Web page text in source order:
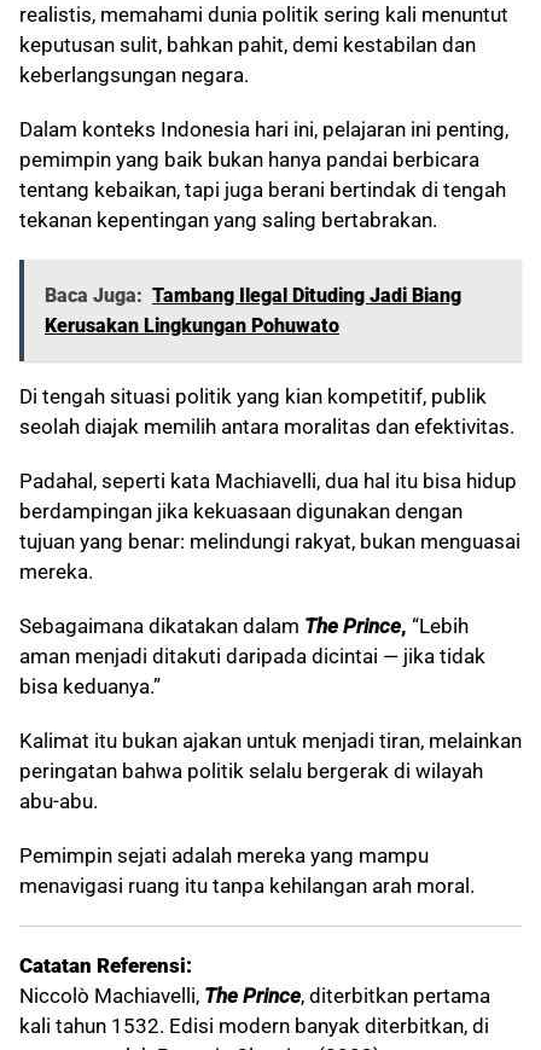
realistis, memahami dunia politik sering kali menuntut
keputusan sulit, bahkan pahit, demi kestabilan dan
keberlangsungan negara.
Dalam konteks Indonesia hari ini, pelajaran ini penting,
pemimpin yang baik bukan hanya pandai berbicara
tentang kebaikan, tapi juga berani bertindak di tengah
tekanan kepentingan yang saling bertabrakan.
Baca Juga: Tambang Ilegal Dituding Jadi Biang
Kerusakan Lingkungan Pohuwato
Di tengah situasi politik yang kian kompetitif, publik
seolah diajak memilih antara moralitas dan efektivitas.
Padahal, seperti kata Machiavelli, dua hal itu bisa hidup
berdampingan jika kekuasaan digunakan dengan
tujuan yang benar: melindungi rakyat, bukan menguasai
mereka.
Sebagaimana dikatakan dalam The Prince, “Lebih
aman menjadi ditakuti daripada dicintai — jika tidak
bisa keduanya.”
Kalimat itu bukan ajakan untuk menjadi tiran, melainkan
peringatan bahwa politik selalu bergerak di wilayah
abu-abu.
Pemimpin sejati adalah mereka yang mampu
menavigasi ruang itu tanpa kehilangan arah moral.
Catatan Referensi:
Niccolò Machiavelli, The Prince, diterbitkan pertama
kali tahun 1532. Edisi modern banyak diterbitkan, di